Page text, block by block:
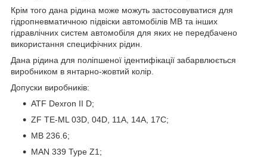
Крім того дана рідина може можуть застосовуватися для
гідропневматичною підвіски автомобілів МВ та інших
гідравлічних систем автомобіля для яких не передбачено
використання специфічних рідин.
Дана рідина для поліпшеної ідентифікації забарвлюється
виробником в янтарно-жовтий колір.
Допуски виробників:
ATF Dexron II D;
ZF TE-ML 03D, 04D, 11A, 14А, 17C;
MB 236.6;
MAN 339 Type Z1;